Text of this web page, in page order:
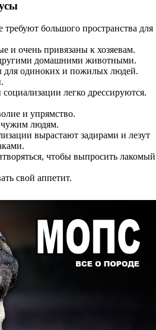
большого пространства для
и очень привязаны к хозяевам.
домашними животными.
одиноких и пожилых людей.
легко дрессируются.
и упрямство.
людям.
вырастают задирами и лезут
чтобы выпросить лакомый
свой аппетит.